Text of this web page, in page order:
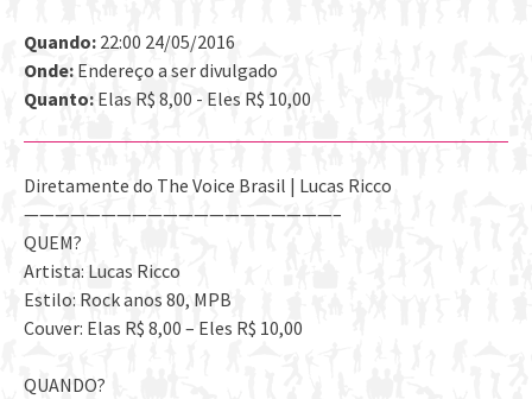
Quando: 22:00 24/05/2016
Onde: Endereço a ser divulgado
Quanto: Elas R$ 8,00 - Eles R$ 10,00
Diretamente do The Voice Brasil | Lucas Ricco
————————————————————–
QUEM?
Artista: Lucas Ricco
Estilo: Rock anos 80, MPB
Couver: Elas R$ 8,00 – Eles R$ 10,00
QUANDO?